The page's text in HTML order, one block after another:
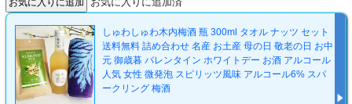
しゅわしゅわ木内梅酒 瓶 300ml タオル ナッツ セット
送料無料 詰め合わせ 名産 お土産 母の日 敬老の日 お中
元 御歳暮 バレンタイン ホワイトデー お酒 アルコール
人気 女性 微発泡 スピリッツ風味 アルコール6% スパ
ークリング 梅酒